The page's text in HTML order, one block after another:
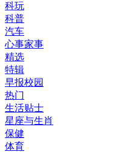
科玩
科普
汽车
心事家事
精选
特辑
早报校园
热门
生活贴士
星座与生肖
保健
体育